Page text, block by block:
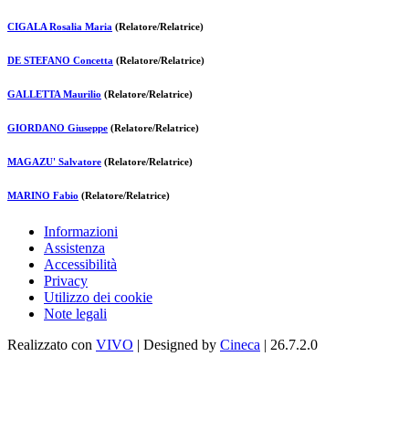
CIGALA Rosalia Maria (Relatore/Relatrice)
DE STEFANO Concetta (Relatore/Relatrice)
GALLETTA Maurilio (Relatore/Relatrice)
GIORDANO Giuseppe (Relatore/Relatrice)
MAGAZU' Salvatore (Relatore/Relatrice)
MARINO Fabio (Relatore/Relatrice)
Informazioni
Assistenza
Accessibilità
Privacy
Utilizzo dei cookie
Note legali
Realizzato con VIVO | Designed by Cineca | 26.7.2.0